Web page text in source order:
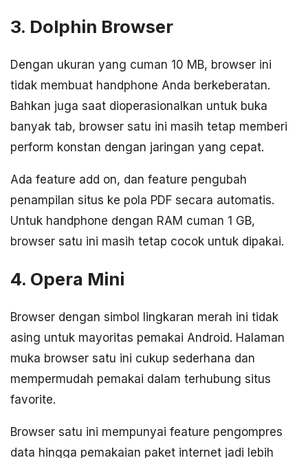
3. Dolphin Browser
Dengan ukuran yang cuman 10 MB, browser ini
tidak membuat handphone Anda berkeberatan.
Bahkan juga saat dioperasionalkan untuk buka
banyak tab, browser satu ini masih tetap memberi
perform konstan dengan jaringan yang cepat.
Ada feature add on, dan feature pengubah
penampilan situs ke pola PDF secara automatis.
Untuk handphone dengan RAM cuman 1 GB,
browser satu ini masih tetap cocok untuk dipakai.
4. Opera Mini
Browser dengan simbol lingkaran merah ini tidak
asing untuk mayoritas pemakai Android. Halaman
muka browser satu ini cukup sederhana dan
mempermudah pemakai dalam terhubung situs
favorite.
Browser satu ini mempunyai feature pengompres
data hingga pemakaian paket internet jadi lebih